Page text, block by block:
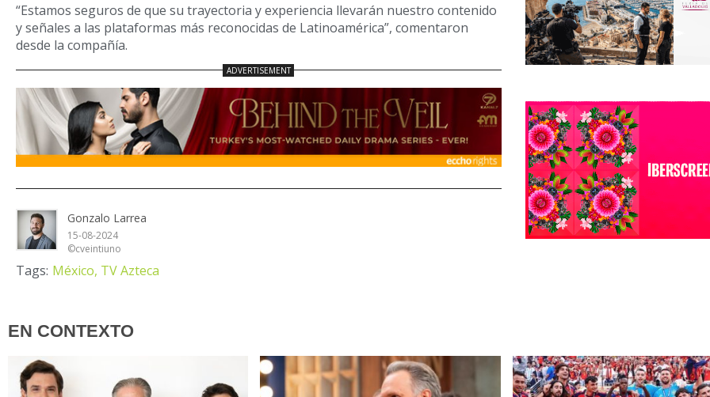
“Estamos seguros de que su trayectoria y experiencia llevarán nuestro contenido
y señales a las plataformas más reconocidas de Latinoamérica”, comentaron
desde la compañía.
Gonzalo Larrea
15-08-2024
©cveintiuno
Tags: México, TV Azteca
EN CONTEXTO